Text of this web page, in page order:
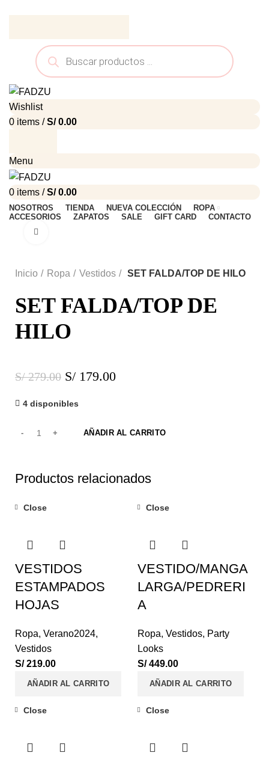
Wishlist
0 items / S/0.00
Menu
0 items / S/0.00
NOSOTROS TIENDA NUEVA COLECCIÓN
ROPA
ACCESORIOS
ZAPATOS SALE GIFT CARD CONTACTO
Inicio Ropa Vestidos SET FALDA/TOP DE HILO
SET FALDA/TOP DE
HILO
S/279.00 S/ 179.00
4 disponibles
AÑADIR AL CARRITO
Productos relacionados
Close
VESTIDOS
ESTAMPADOS
HOJAS
Ropa, Verano2024,
Vestidos
S/219.00
AÑADIR AL CARRITO
Close
VESTIDO/MANGA
LARGA/PEDRERI
A
Ropa, Vestidos, Party
Looks
S/449.00
AÑADIR AL CARRITO
Close Close